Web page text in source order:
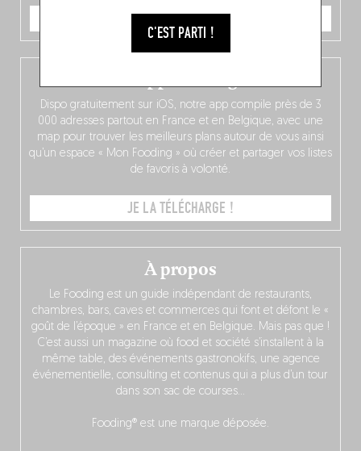
C'EST PARTI !
JE COMMANDE
À propos
Le Fooding est un guide indépendant de restaurants,
chambres, bars, caves et commerces qui font et défont le «
goût de l’époque » en France et en Belgique. Mais pas que !
C’est aussi un magazine où food et société s’installent à la
même table, des événements gastronokifs, une agence
événementielle, consulting et contenus qui a plus d’un tour
dans son sac de courses…
Fooding® est une marque déposée.
Dispo gratuitement sur iOS, notre app compile près de 3
000 adresses partout en France et en Belgique, avec une
map pour trouver les meilleurs plans autour de vous ainsi
qu’un espace « Mon Fooding » où créer et partager vos listes
de favoris à volonté.
JE LA TÉLÉCHARGE !